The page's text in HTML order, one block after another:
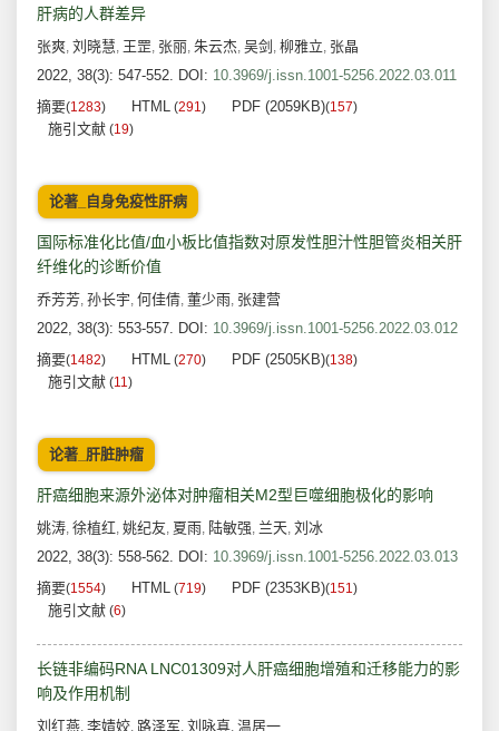
肝病的人群差异
张爽, 刘晓慧, 王罡, 张丽, 朱云杰, 吴剑 , 柳雅立, 张晶
2022, 38(3): 547-552. DOI: 10.3969/j.issn.1001-5256.2022.03.011
摘要(1283) HTML (291) PDF (2059KB)(157)
施引文献 (19)
论著_自身免疫性肝病
国际标准化比值/血小板比值指数对原发性胆汁性胆管炎相关肝
纤维化的诊断价值
乔芳芳, 孙长宇, 何佳倩, 董少雨, 张建营
2022, 38(3): 553-557. DOI: 10.3969/j.issn.1001-5256.2022.03.012
摘要(1482) HTML (270) PDF (2505KB)(138)
施引文献 (11)
论著_肝脏肿瘤
肝癌细胞来源外泌体对肿瘤相关M2型巨噬细胞极化的影响
姚涛, 徐植红, 姚纪友, 夏雨, 陆敏强, 兰天, 刘冰
2022, 38(3): 558-562. DOI: 10.3969/j.issn.1001-5256.2022.03.013
摘要(1554) HTML (719) PDF (2353KB)(151)
施引文献 (6)
长链非编码RNA LNC01309对人肝癌细胞增殖和迁移能力的影
响及作用机制
刘红燕, 李婧姣, 路泽军, 刘咏真, 温居一